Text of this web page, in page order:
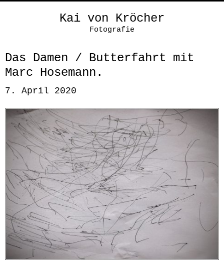
Kai von Kröcher
Fotografie
Das Damen / Butterfahrt mit
Marc Hosemann.
7. April 2020